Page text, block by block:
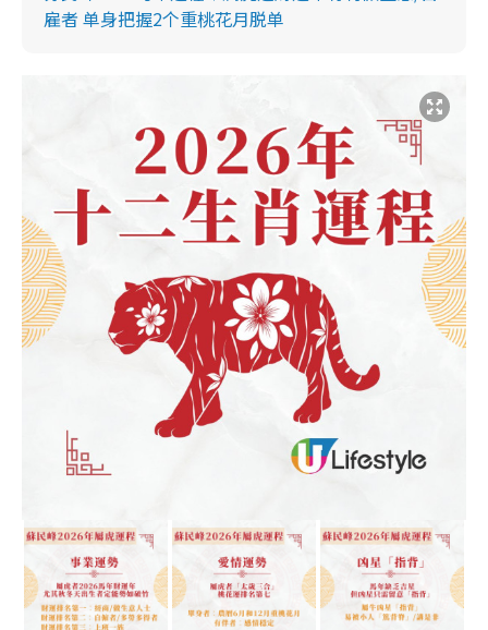
雇者 单身把握2个重桃花月脱单